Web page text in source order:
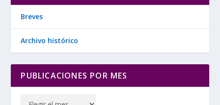
Breves
Archivo histórico
PUBLICACIONES POR MES